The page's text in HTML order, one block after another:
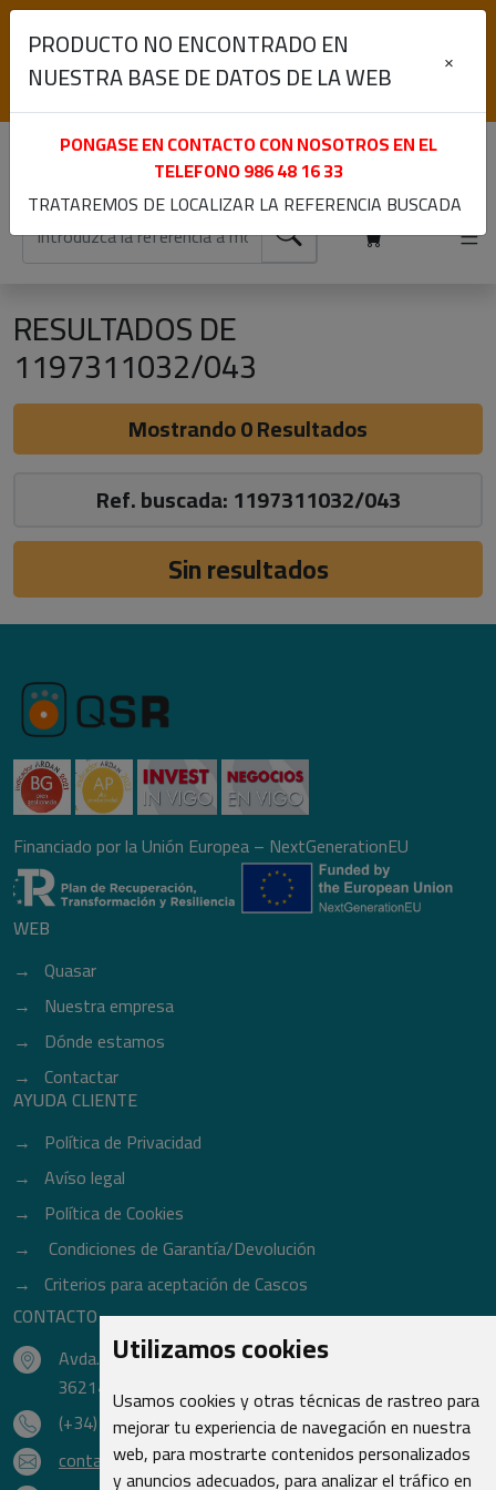
Utilizamos cookies
Usamos cookies y otras técnicas de rastreo para
mejorar tu experiencia de navegación en nuestra
web, para mostrarte contenidos personalizados
y anuncios adecuados, para analizar el tráfico en
Lunes a Viernes de 9:00 a 13:30 y 15:30 a 19:00
Iniciar sesión
Registrarme
RESULTADOS DE
1197311032/043
Mostrando 0 Resultados
Ref. buscada: 1197311032/043
Sin resultados
Financiado por la Unión Europea – NextGenerationEU
WEB
Quasar
Nuestra empresa
Dónde estamos
Contactar
AYUDA CLIENTE
Política de Privacidad
Avíso legal
Política de Cookies
Condiciones de Garantía/Devolución
Criterios para aceptación de Cascos
CONTACTO
Avda. do Freixo - Sardoma, 13
36214 Vigo - Pontevedra - España
(+34) 986 48 16 33
contacto@qsr.es
PRODUCTO NO ENCONTRADO EN
NUESTRA BASE DE DATOS DE LA WEB
×
PONGASE EN CONTACTO CON NOSOTROS EN EL
TELEFONO986 48 16 33
TRATAREMOS DE LOCALIZAR LA REFERENCIA BUSCADA